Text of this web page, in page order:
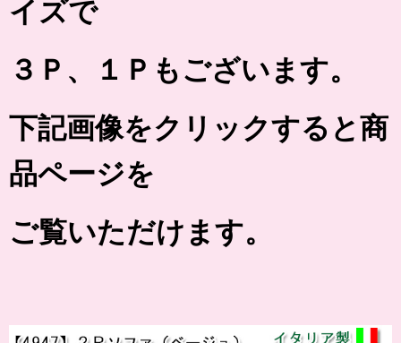
イズで
３Ｐ、１Ｐもございます。
下記画像をクリックすると商
品ページを
ご覧いただけます。